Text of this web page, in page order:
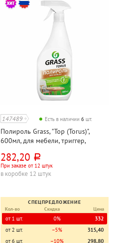
147489 Есть в наличии6 шт.
Полироль Grass, "Тор (Torus)",
600мл, для мебели, триггер,
282,20 руб.
При заказе от 12 штук
в коробке 12 штук
СПЕЦПРЕДЛОЖЕНИЕ
Кол-во
Скидка Цена
от 1 шт. 0%
332
от 2 шт.
−5%
315,40
от 6 шт.
−10%
298,80